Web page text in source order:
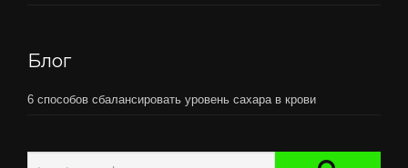
Блог
6 способов сбалансировать уровень сахара в крови